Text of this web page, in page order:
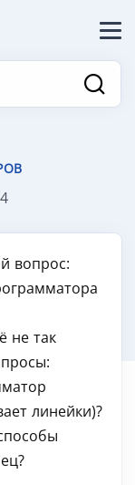
вопрос:
не так
линейки)?